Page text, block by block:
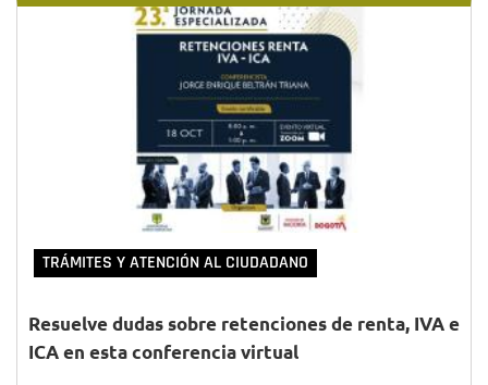
TRÁMITES Y ATENCIÓN AL CIUDADANO
Resuelve dudas sobre retenciones de renta, IVA e
ICA en esta conferencia virtual